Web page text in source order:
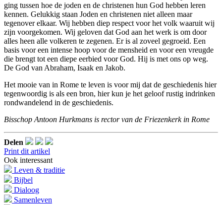
ging tussen hoe de joden en de christenen hun God hebben leren
kennen. Gelukkig staan Joden en christenen niet alleen maar
tegenover elkaar. Wij hebben diep respect voor het volk waaruit wij
zijn voorgekomen. Wij geloven dat God aan het werk is om door
alles heen alle volkeren te zegenen. Er is al zoveel gegroeid. Een
basis voor een intense hoop voor de mensheid en voor een vreugde
die brengt tot een diepe eerbied voor God. Hij is met ons op weg.
De God van Abraham, Isaak en Jakob.
Het mooie van in Rome te leven is voor mij dat de geschiedenis hier
tegenwoordig is als een bron, hier kun je het geloof rustig indrinken
rondwandelend in de geschiedenis.
Bisschop Antoon Hurkmans is rector van de Friezenkerk in Rome
Delen
Print dit artikel
Ook interessant
Leven & traditie
Bijbel
Dialoog
Samenleven